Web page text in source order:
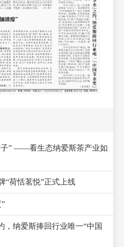
产业如
“荷恬茗悦”正式上线
，纳爱斯捧回行业唯一“中国